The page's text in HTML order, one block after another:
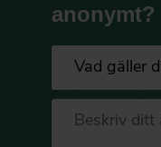
anonymt?